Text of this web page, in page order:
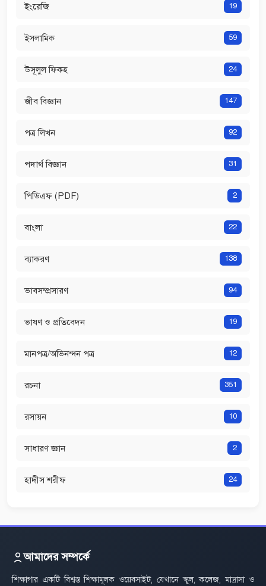
ইংরেজি 19
ইসলামিক 59
উসূলুল ফিকহ 24
জীব বিজ্ঞান 147
পত্র লিখন 92
পদার্থ বিজ্ঞান 31
পিডিএফ (PDF) 2
বাংলা 22
ব্যাকরণ 138
ভাবসম্প্রসারণ 94
ভাষণ ও প্রতিবেদন 19
মানপত্র/অভিনন্দন পত্র 12
রচনা 351
রসায়ন 10
সাধারণ জ্ঞান 2
হাদীস শরীফ 24
আমাদের সম্পর্কে
শিক্ষাগার একটি বিশ্বস্ত শিক্ষামূলক ওয়েবসাইট, যেখানে স্কুল, কলেজ, মাদ্রাসা ও